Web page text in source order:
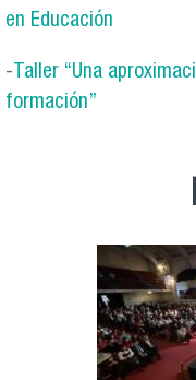
en Educación
- Taller “Una
formación”